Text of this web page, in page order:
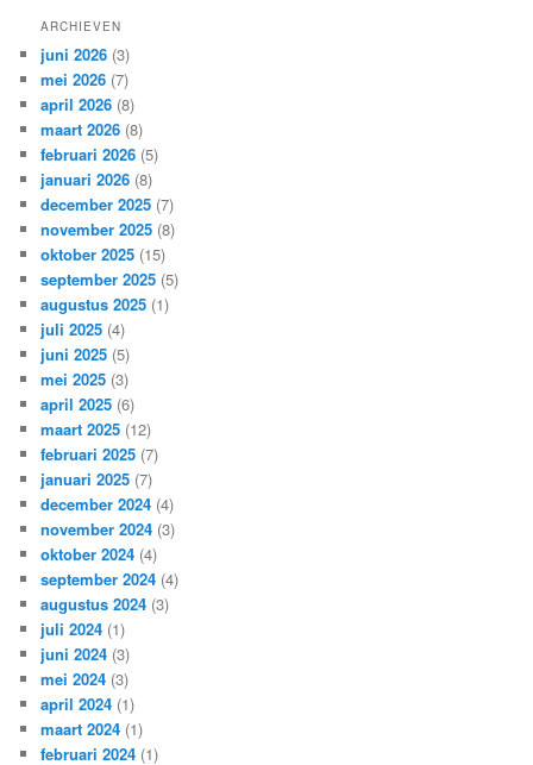
ARCHIEVEN
juni 2026 (3)
mei 2026 (7)
april 2026 (8)
maart 2026 (8)
februari 2026 (5)
januari 2026 (8)
december 2025 (7)
november 2025 (8)
oktober 2025 (15)
september 2025 (5)
augustus 2025 (1)
juli 2025 (4)
juni 2025 (5)
mei 2025 (3)
april 2025 (6)
maart 2025 (12)
februari 2025 (7)
januari 2025 (7)
december 2024 (4)
november 2024 (3)
oktober 2024 (4)
september 2024 (4)
augustus 2024 (3)
juli 2024 (1)
juni 2024 (3)
mei 2024 (3)
april 2024 (1)
maart 2024 (1)
februari 2024 (1)